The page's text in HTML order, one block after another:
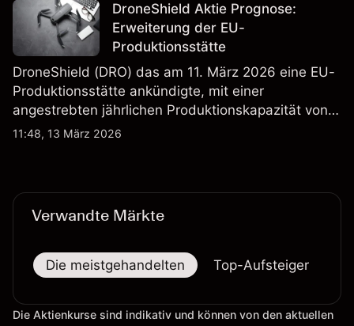
verlässlicher Indikator für zukünftige Ergebnisse.
DroneShield Aktie Prognose:
Erweiterung der EU-
Produktionsstätte
DroneShield (DRO) das am 11. März 2026 eine EU-
Produktionsstätte ankündigte, mit einer
angestrebten jährlichen Produktionskapazität von
etwa 2,4 Mrd. AUD bis Ende 2026. Die
11:48, 13 März 2026
Verwandte Märkte
Die meistgehandelten Top-Aufsteiger
Die Aktienkurse sind indikativ und können von den aktuellen